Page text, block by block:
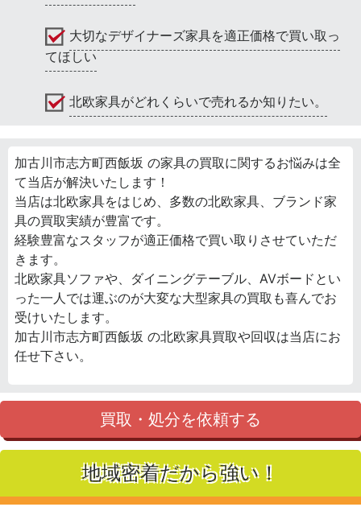
大切なデザイナーズ家具を適正価格で買い取っ
てほしい
北欧家具がどれくらいで売れるか知りたい。
加古川市志方町西飯坂 の家具の買取に関するお悩みは全
て当店が解決いたします！
当店は北欧家具をはじめ、多数の北欧家具、ブランド家
具の買取実績が豊富です。
経験豊富なスタッフが適正価格で買い取りさせていただ
きます。
北欧家具ソファや、ダイニングテーブル、AVボードとい
った一人では運ぶのが大変な大型家具の買取も喜んでお
受けいたします。
加古川市志方町西飯坂 の北欧家具買取や回収は当店にお
任せ下さい。
買取・処分を依頼する
地域密着だから強い！